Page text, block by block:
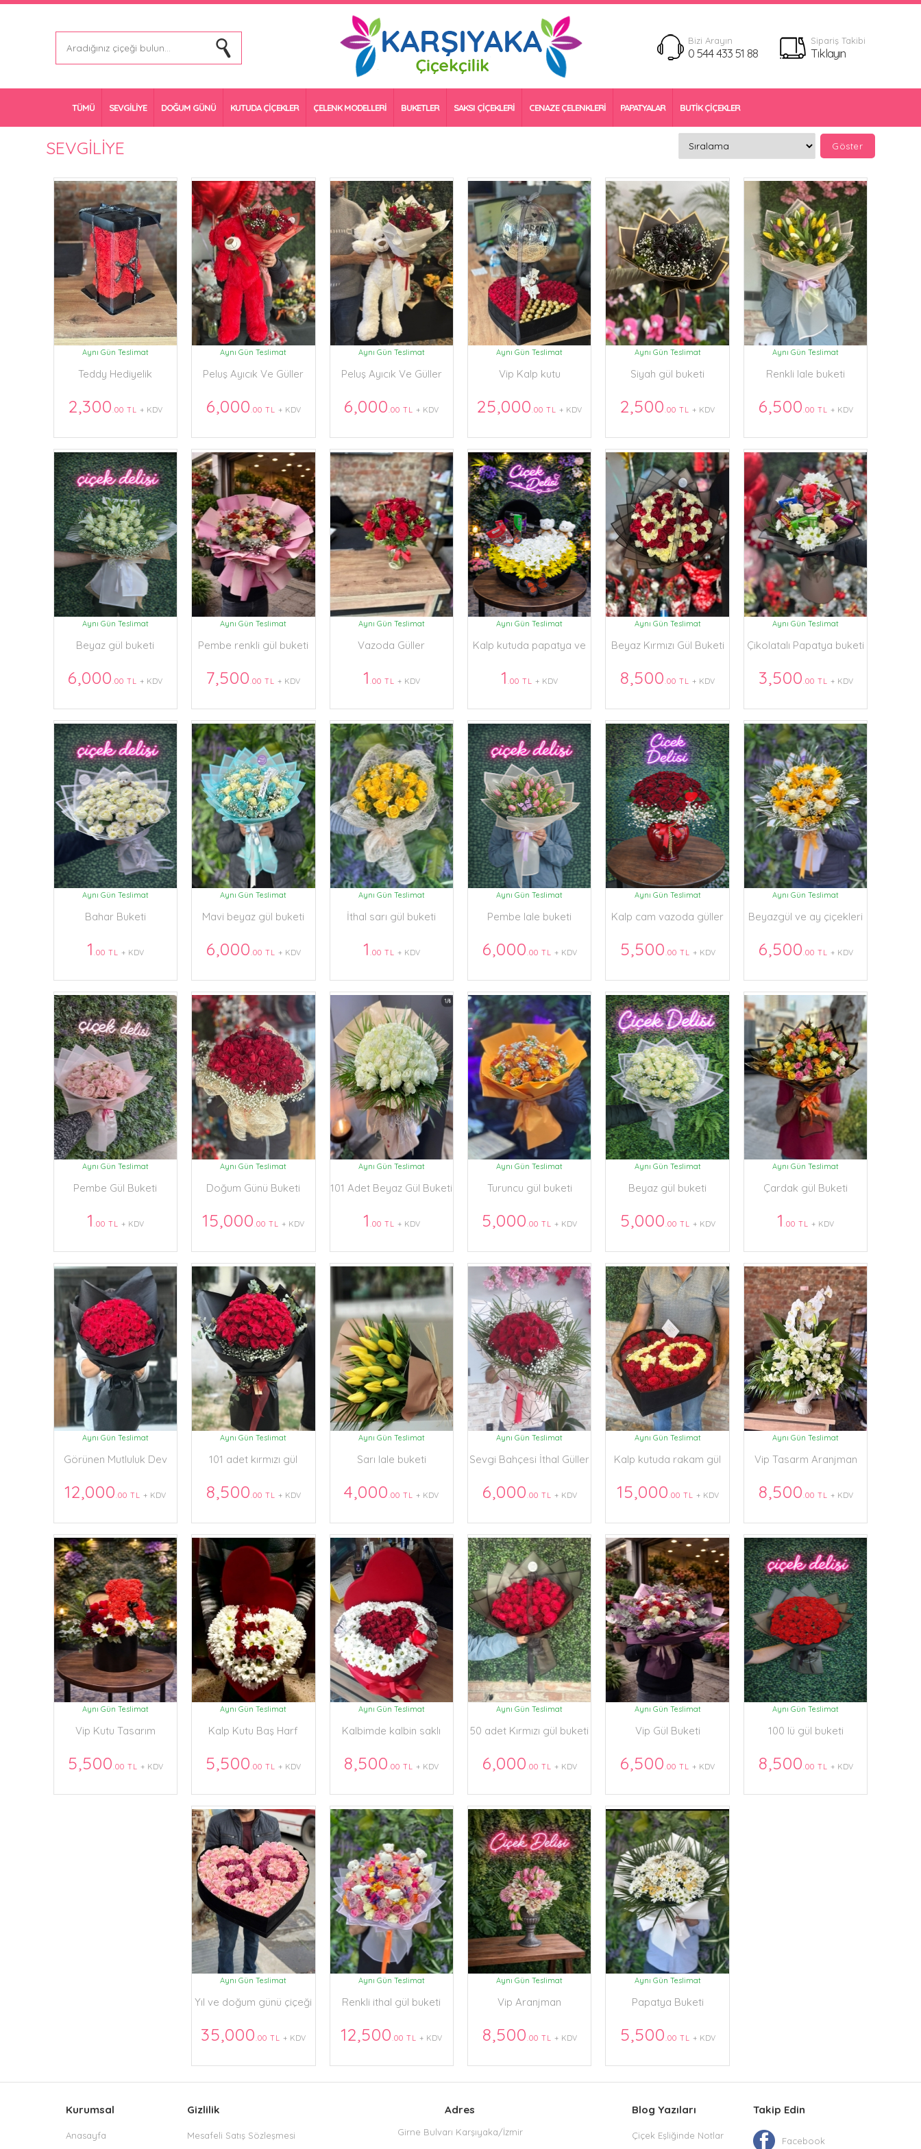
Bizi Arayın
0 544 433 51 88
Sipariş Takibi
Tıklayın
TÜMÜ SEVGİLİYE DOĞUM GÜNÜ KUTUDA ÇİÇEKLER ÇELENK MODELLERİ BUKETLER SAKSI ÇİÇEKLERİ CENAZE ÇELENKLERİ PAPATYALAR BUTİK ÇİÇEKLER
SEVGİLİYE
Aynı Gün Teslimat
Teddy Hediyelik
2,300.00 TL + KDV
Aynı Gün Teslimat
Peluş Ayıcık Ve Güller
6,000.00 TL + KDV
Aynı Gün Teslimat
Peluş Ayıcık Ve Güller
6,000.00 TL+ KDV
Aynı Gün Teslimat
Vip Kalp kutu
25,000.00 TL+ KDV
Aynı Gün Teslimat
Siyah gül buketi
2,500.00 TL+ KDV
Aynı Gün Teslimat
Renkli lale buketi
6,500.00 TL + KDV
Aynı Gün Teslimat
Beyaz gül buketi
6,000.00 TL+ KDV
Aynı Gün Teslimat
Pembe renkli gül buketi
7,500.00 TL+ KDV
Aynı Gün Teslimat
Vazoda Güller
1 .00 TL + KDV
Aynı Gün Teslimat
Kalp kutuda papatya ve
1 .00 TL+ KDV
Aynı Gün Teslimat
Beyaz Kırmızı Gül Buketi
8,500.00 TL+ KDV
Aynı Gün Teslimat
Çikolatalı Papatya buketi
3,500.00 TL + KDV
Aynı Gün Teslimat
Bahar Buketi
1 .00 TL + KDV
Aynı Gün Teslimat
Mavi beyaz gül buketi
6,000.00 TL + KDV
Aynı Gün Teslimat
İthal sarı gül buketi
1 .00 TL + KDV
Aynı Gün Teslimat
Pembe lale buketi
6,000.00 TL + KDV
Aynı Gün Teslimat
Kalp cam vazoda güller
5,500.00 TL + KDV
Aynı Gün Teslimat
Beyazgül ve ay çiçekleri
6,500.00 TL + KDV
Aynı Gün Teslimat
Pembe Gül Buketi
1 .00 TL + KDV
Aynı Gün Teslimat
Doğum Günü Buketi
15,000.00 TL+ KDV
Aynı Gün Teslimat
101 Adet Beyaz Gül Buketi
1 .00 TL + KDV
Aynı Gün Teslimat
Turuncu gül buketi
5,000.00 TL+ KDV
Aynı Gün Teslimat
Beyaz gül buketi
5,000.00 TL + KDV
Aynı Gün Teslimat
Çardak gül Buketi
1 .00 TL+ KDV
Aynı Gün Teslimat
Görünen Mutluluk Dev
12,000.00 TL+ KDV
Aynı Gün Teslimat
101 adet kırmızı gül
8,500.00 TL + KDV
Aynı Gün Teslimat
Sarı lale buketi
4,000.00 TL+ KDV
Aynı Gün Teslimat
Sevgi Bahçesi İthal Güller
6,000.00 TL + KDV
Aynı Gün Teslimat
Kalp kutuda rakam gül
15,000.00 TL + KDV
Aynı Gün Teslimat
Vip Tasarm Aranjman
8,500.00 TL + KDV
Aynı Gün Teslimat
Vip Kutu Tasarım
5,500.00 TL + KDV
Aynı Gün Teslimat
Kalp Kutu Baş Harf
5,500.00 TL+ KDV
Aynı Gün Teslimat
Kalbimde kalbin saklı
8,500.00 TL+ KDV
Aynı Gün Teslimat
50 adet Kırmızı gül buketi
6,000.00 TL + KDV
Aynı Gün Teslimat
Vip Gül Buketi
6,500.00 TL+ KDV
Aynı Gün Teslimat
100 lü gül buketi
8,500.00 TL + KDV
Aynı Gün Teslimat
Yıl ve doğum günü çiçeği
35,000.00 TL+ KDV
Aynı Gün Teslimat
Renkli ithal gül buketi
12,500.00 TL+ KDV
Aynı Gün Teslimat
Vip Aranjman
8,500.00 TL + KDV
Aynı Gün Teslimat
Papatya Buketi
5,500.00 TL + KDV
Kurumsal
Anasayfa
Gizlilik
Mesafeli Satış Sözleşmesi
Adres
Girne Bulvarı Karşıyaka/İzmir
Blog Yazıları
Çiçek Eşliğinde Notlar
Takip Edin
Facebook